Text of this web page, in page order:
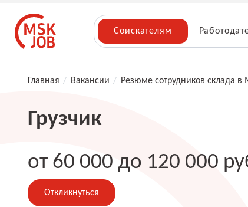
Соискателям
Главная / Вакансии / Резюме сотрудников склада в
Грузчик
от 60 000 до 120 000
Откликнуться